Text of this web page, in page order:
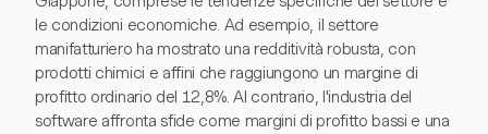
le condizioni economiche. Ad esempio, il settore
manifatturiero ha mostrato una redditività robusta, con
prodotti chimici e affini che raggiungono un margine di
profitto ordinario del 12,8%. Al contrario, l'industria del
software affronta sfide come margini di profitto bassi e una